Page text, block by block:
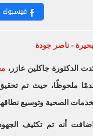
فيسبوك
- ناصر جودة
الدكتورة جاكلين عازر،
ملحوظًا، حيث تم
الصحية وتوسيع
أنه تم تكثيف